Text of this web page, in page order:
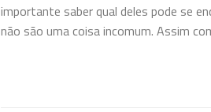
importante saber qual deles pode se
não são uma coisa incomum. Assim